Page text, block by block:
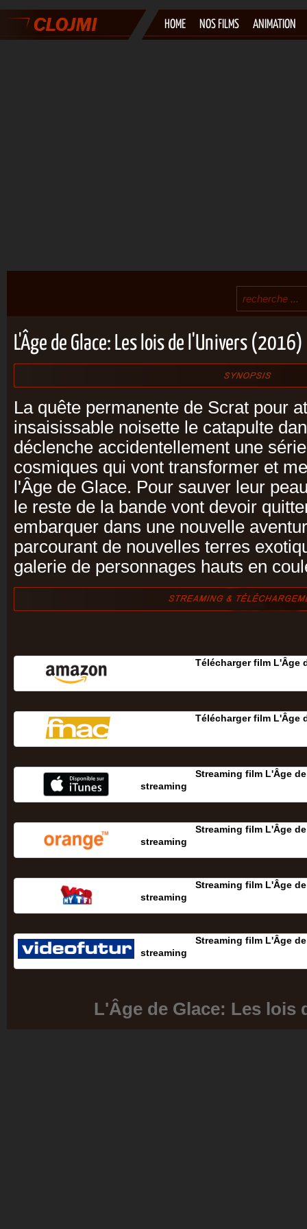
HOME NOS FILMS ANIMATION
L'Âge de Glace: Les lois de l'Univers (2016)
La quête permanente de Scrat pour
insaisissable noisette le catapulte
déclenche accidentellement une
cosmiques qui vont transformer et
l'Âge de Glace. Pour sauver leur
le reste de la bande vont devoir
embarquer dans une nouvelle
parcourant de nouvelles terres
galerie de personnages hauts en
Télécharger film L'Âge
Télécharger film L'Âge
Streaming film L'Âge
streaming
Streaming film L'Âge
streaming
Streaming film L'Âge
streaming
Streaming film L'Âge
streaming
L'Âge de Glace: Les lois